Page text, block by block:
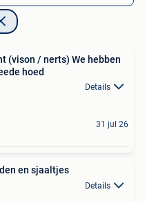
/ nerts) We hebben
hoed
Details
31 jul 26
en sjaaltjes
Details